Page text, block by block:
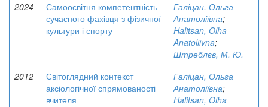
2024
Самоосвітня компетентність
сучасного фахівця з фізичної
культури і спорту
Галіцан, Ольга
Анатоліївна;
Halitsan, Olha
Anatoliivna;
Штреблєв, М. Ю.
2012
Світоглядний контекст
аксіологічної спрямованості
вчителя
Галіцан, Ольга
Анатоліївна;
Halitsan, Olha